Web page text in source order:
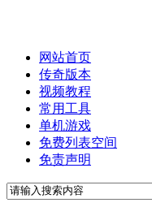
网站首页
传奇版本
视频教程
常用工具
单机游戏
免费列表空间
免责声明